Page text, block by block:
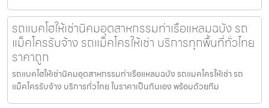
รถแบคโฮให้เช่านิคมอุตสาหกรรมท่าเรือแหลมฉบัง รถ
แม็คโครรับจ้าง รถแม็คโครให้เช่า บริการทุกพื้นที่ทั่วไทย
ราคาถูก
รถแบคโฮให้เช่านิคมอุตสาหกรรมท่าเรือแหลมฉบัง รถแมคโครให้เช่า รถ
แม็คโครรับจ้าง บริการทั่วไทย ในราคาเป็นกันเอง พร้อมด้วยทีม